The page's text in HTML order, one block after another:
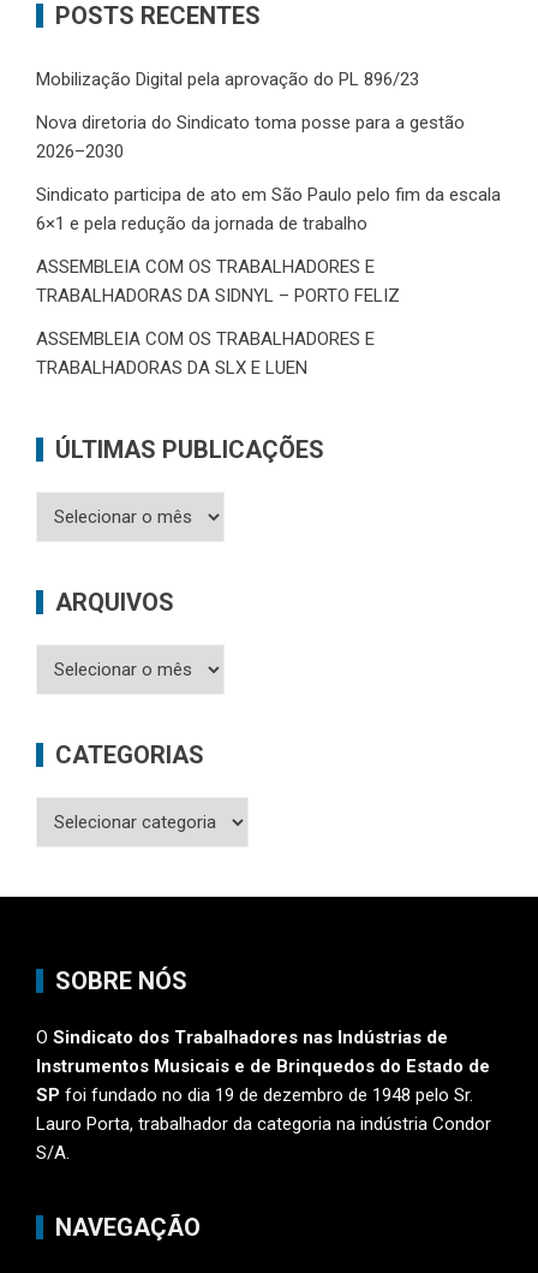
POSTS RECENTES
Mobilização Digital pela aprovação do PL 896/23
Nova diretoria do Sindicato toma posse para a gestão
2026–2030
Sindicato participa de ato em São Paulo pelo fim da escala
6×1 e pela redução da jornada de trabalho
ASSEMBLEIA COM OS TRABALHADORES E
TRABALHADORAS DA SIDNYL – PORTO FELIZ
ASSEMBLEIA COM OS TRABALHADORES E
TRABALHADORAS DA SLX E LUEN
ÚLTIMAS PUBLICAÇÕES
Últimas
ARQUIVOS
Arquivos
CATEGORIAS
Categorias
SOBRE NÓS
O Sindicato dos Trabalhadores nas Indústrias de
Instrumentos Musicais e de Brinquedos do Estado de
SP foi fundado no dia 19 de dezembro de 1948 pelo Sr.
Lauro Porta, trabalhador da categoria na indústria Condor
S/A.
NAVEGAÇÃO